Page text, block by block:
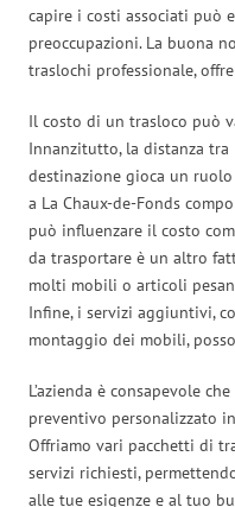
capire i costi associati può
preoccupazioni. La buona
traslochi professionale,
Il costo di un trasloco può
Innanzitutto, la distanza tra
destinazione gioca un
a La Chaux-de-Fonds
può influenzare il costo
da trasportare è un altro
molti mobili o articoli
Infine, i servizi aggiuntivi,
montaggio dei mobili,
L’azienda è consapevole
preventivo personalizzato
Offriamo vari pacchetti di
servizi richiesti,
alle tue esigenze e al tuo